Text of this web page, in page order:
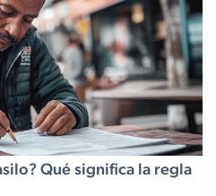
Qué significa la regla